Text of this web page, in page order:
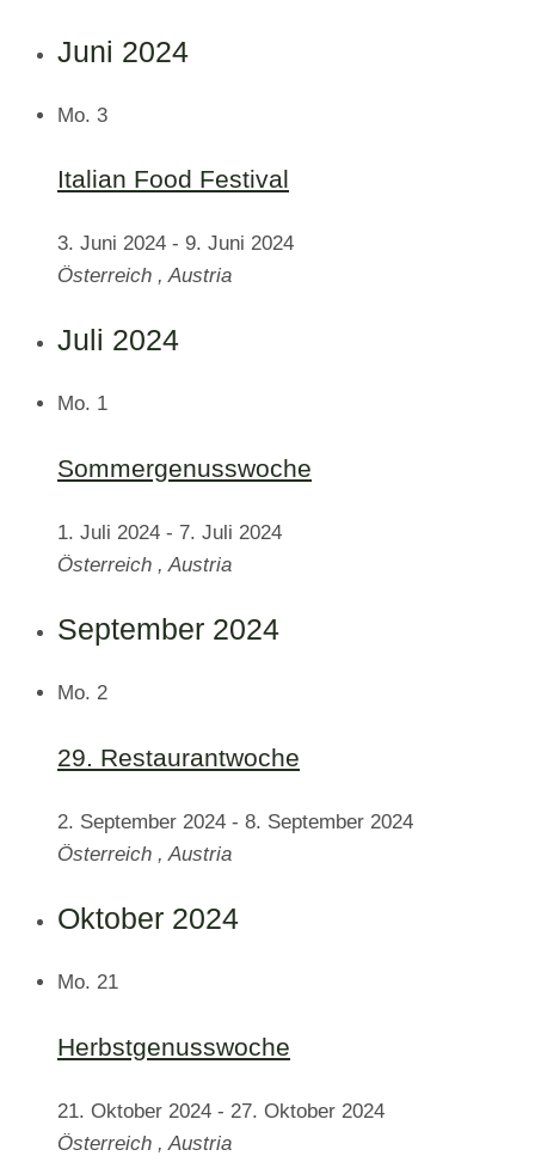
Juni 2024
Mo. 3
Italian Food Festival
3. Juni 2024 - 9. Juni 2024
Österreich , Austria
Juli 2024
Mo. 1
Sommergenusswoche
1. Juli 2024 - 7. Juli 2024
Österreich , Austria
September 2024
Mo. 2
29. Restaurantwoche
2. September 2024 - 8. September 2024
Österreich , Austria
Oktober 2024
Mo. 21
Herbstgenusswoche
21. Oktober 2024 - 27. Oktober 2024
Österreich , Austria